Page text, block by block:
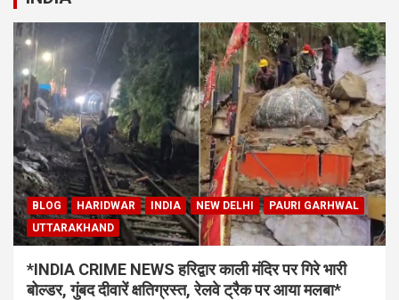
BLOG HARIDWAR INDIA NEW DELHI
PAURI GARHWAL
UTTARAKHAND
*INDIA CRIME NEWS हरिद्वार काली मंदिर पर गिरे भारी
बोल्डर, गुंबद दीवारें क्षतिग्रस्त, रेलवे ट्रैक पर आया मलबा*